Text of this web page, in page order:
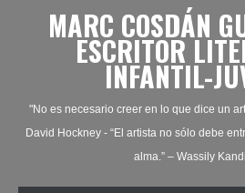
MARC COSDÁN
ESCRITOR
INFANTIL-
"No es necesario creer en lo que dice un
David Hockney - “El artista no sólo debe
alma.” – Wassily